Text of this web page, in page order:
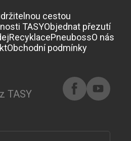
cestou
TASYObjednat přezutí
RecyklacePneubossO nás
Obchodní podmínky
TASY